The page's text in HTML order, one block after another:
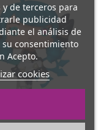
de terceros para
publicidad
el análisis de
consentimiento
Acepto.
cookies